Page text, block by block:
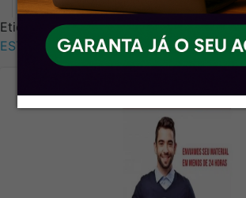
Etiquetas:CURSO,DE,PRÁTICA,
ESTADUAL,-, G7, JURÍDICO, 2026